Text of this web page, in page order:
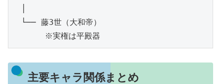
└── 藤3世（大和帝）
※実権は平殿器
主要キャラ関係まとめ